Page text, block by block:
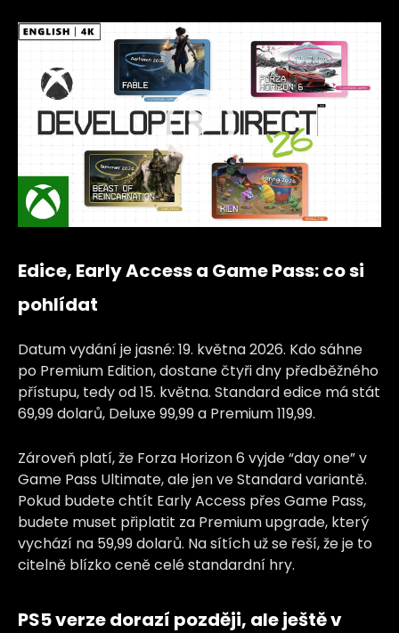
Edice, Early Access a Game Pass: co si
pohlídat
Datum vydání je jasné: 19. května 2026. Kdo sáhne
po Premium Edition, dostane čtyři dny předběžného
přístupu, tedy od 15. května. Standard edice má stát
69,99 dolarů, Deluxe 99,99 a Premium 119,99.
Zároveň platí, že Forza Horizon 6 vyjde “day one” v
Game Pass Ultimate, ale jen ve Standard variantě.
Pokud budete chtít Early Access přes Game Pass,
budete muset připlatit za Premium upgrade, který
vychází na 59,99 dolarů. Na sítích už se řeší, že je to
citelně blízko ceně celé standardní hry.
PS5 verze dorazí později, ale ještě v